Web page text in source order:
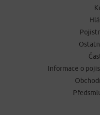
Informace o